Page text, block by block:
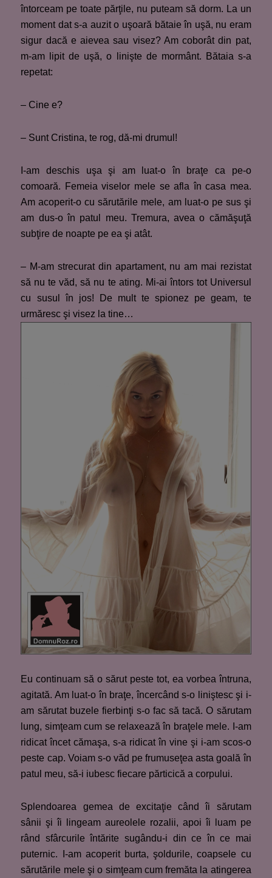
întorceam pe toate părţile, nu puteam să dorm. La un
moment dat s-a auzit o uşoară bătaie în uşă, nu eram
sigur dacă e aievea sau visez? Am coborât din pat,
m-am lipit de uşă, o linişte de mormânt. Bătaia s-a
repetat:
– Cine e?
– Sunt Cristina, te rog, dă-mi drumul!
I-am deschis uşa şi am luat-o în braţe ca pe-o
comoară. Femeia viselor mele se afla în casa mea.
Am acoperit-o cu sărutările mele, am luat-o pe sus şi
am dus-o în patul meu. Tremura, avea o cămăşuţă
subţire de noapte pe ea şi atât.
– M-am strecurat din apartament, nu am mai rezistat
să nu te văd, să nu te ating. Mi-ai întors tot Universul
cu susul în jos! De mult te spionez pe geam, te
urmăresc şi visez la tine…
Eu continuam să o sărut peste tot, ea vorbea întruna,
agitată. Am luat-o în braţe, încercând s-o liniştesc şi i-
am sărutat buzele fierbinţi s-o fac să tacă. O sărutam
lung, simţeam cum se relaxează în braţele mele. I-am
ridicat încet cămaşa, s-a ridicat în vine şi i-am scos-o
peste cap. Voiam s-o văd pe frumuseţea asta goală în
patul meu, să-i iubesc fiecare părticică a corpului.
Splendoarea gemea de excitaţie când îi sărutam
sânii şi îi lingeam aureolele rozalii, apoi îi luam pe
rând sfârcurile întărite sugându-i din ce în ce mai
puternic. I-am acoperit burta, şoldurile, coapsele cu
sărutările mele şi o simţeam cum fremăta la atingerea